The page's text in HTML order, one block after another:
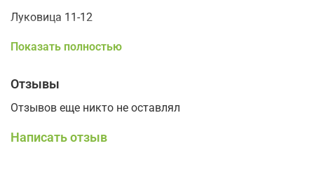
Луковица 11-12
Высота 45см
Показать полностью
Отзывы
Отзывов еще никто не оставлял
Написать отзыв